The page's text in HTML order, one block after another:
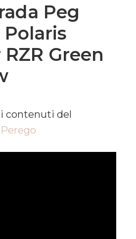
Peg
Polaris
Green
contenuti del